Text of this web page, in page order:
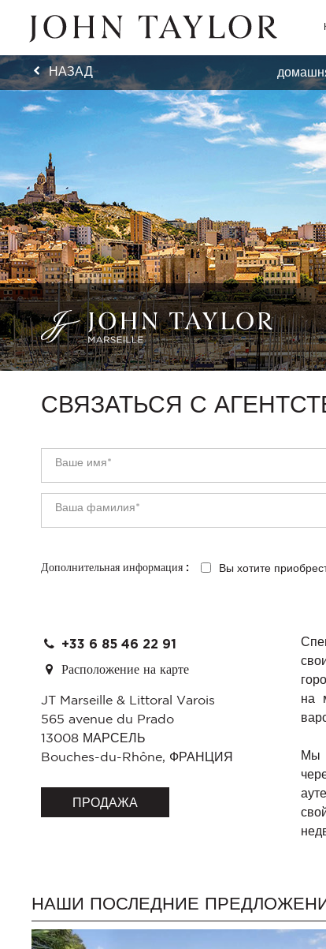
НАЗАД
СВЯЗАТЬСЯ С
Дополнительная информация : Вы хотите
+33 6 85 46 22 91
Расположение на карте
JT Marseille & Littoral Varois
565 avenue du Prado
13008 МАРСЕЛЬ
Bouches-du-Rhône, ФРАНЦИЯ
ПРОДАЖА
на
Мы
НАШИ ПОСЛЕДНИЕ